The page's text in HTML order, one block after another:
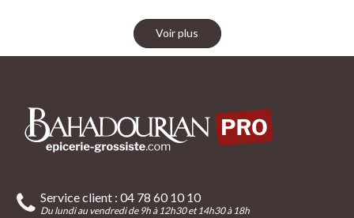
Voir plus
Service client : 04 78 60 10 10
Du lundi au vendredi de 9h à 12h30 et 14h30 à 18h